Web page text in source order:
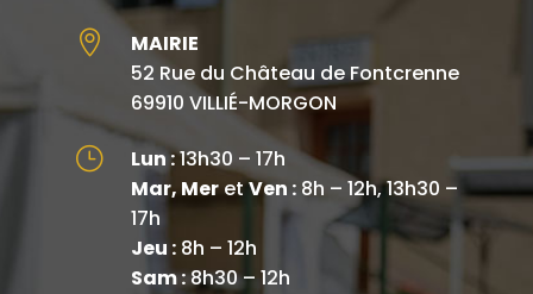

MAIRIE
52 Rue du Château de Fontcrenne
69910 VILLIÉ-MORGON
} Lun :13h30 – 17h
Mar, MeretVen :8h – 12h, 13h30 –
17h
Jeu :8h – 12h
Sam :8h30 – 12h